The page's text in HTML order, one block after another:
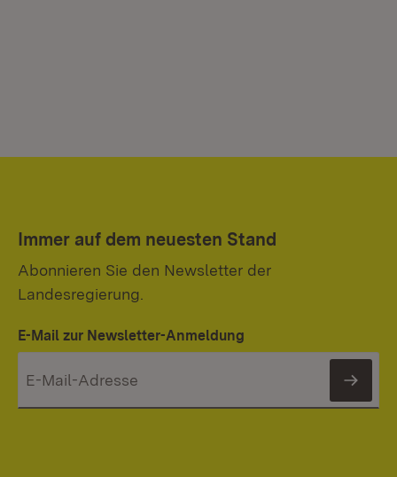
Immer auf dem neuesten Stand
Abonnieren Sie den Newsletter der
Landesregierung.
E-Mail zur Newsletter-Anmeldung